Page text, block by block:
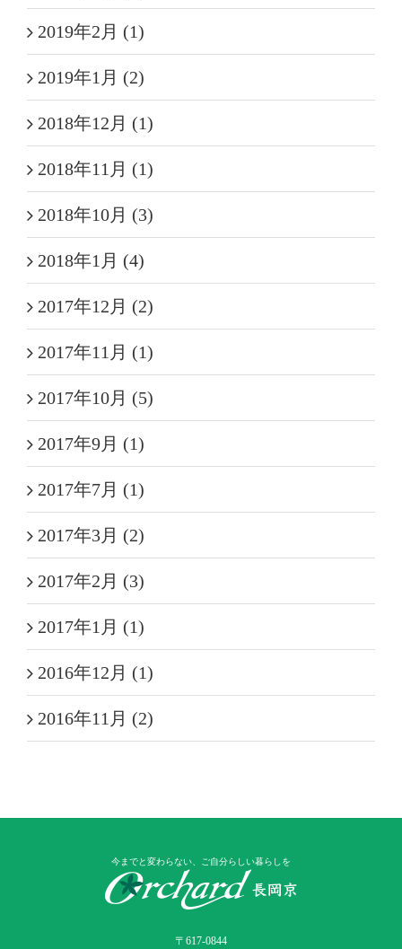
2019年2月 (1)
2019年1月 (2)
2018年12月 (1)
2018年11月 (1)
2018年10月 (3)
2018年1月 (4)
2017年12月 (2)
2017年11月 (1)
2017年10月 (5)
2017年9月 (1)
2017年7月 (1)
2017年3月 (2)
2017年2月 (3)
2017年1月 (1)
2016年12月 (1)
2016年11月 (2)
今までと変わらない、ご自分らしい暮らしを
〒617-0844